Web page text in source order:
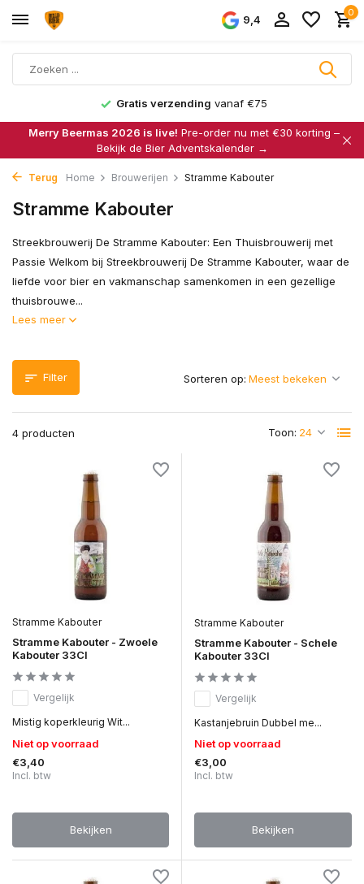
9,4
0
Gratis verzending vanaf €75
Merry Beermas 2026 is live! Pre-order nu met €30 korting –
Bekijk de Bier Adventskalender →
Terug Home Brouwerijen Stramme Kabouter
Stramme Kabouter
Streekbrouwerij De Stramme Kabouter: Een Thuisbrouwerij met
Passie Welkom bij Streekbrouwerij De Stramme Kabouter, waar de
liefde voor bier en vakmanschap samenkomen in een gezellige
thuisbrouwe...
Lees meer
Filter
4 producten Toon:
Sorteren op:
Stramme Kabouter
Stramme Kabouter - Zwoele
Kabouter 33Cl
Vergelijk
Mistig koperkleurig Wit...
Niet op voorraad
€3,40
Incl. btw
Bekijken
Stramme Kabouter
Stramme Kabouter - Schele
Kabouter 33Cl
Vergelijk
Kastanjebruin Dubbel me...
Niet op voorraad
€3,00
Incl. btw
Bekijken